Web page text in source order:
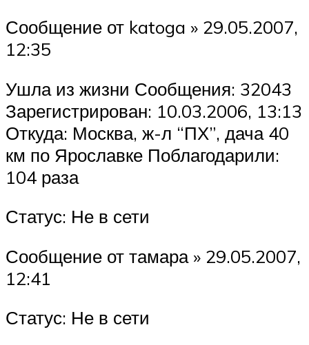
Сообщение от katoga » 29.05.2007,
12:35
Ушла из жизни Сообщения: 32043
Зарегистрирован: 10.03.2006, 13:13
Откуда: Москва, ж-л “ПХ”, дача 40
км по Ярославке Поблагодарили:
104 раза
Статус: Не в сети
Сообщение от тамара » 29.05.2007,
12:41
Статус: Не в сети